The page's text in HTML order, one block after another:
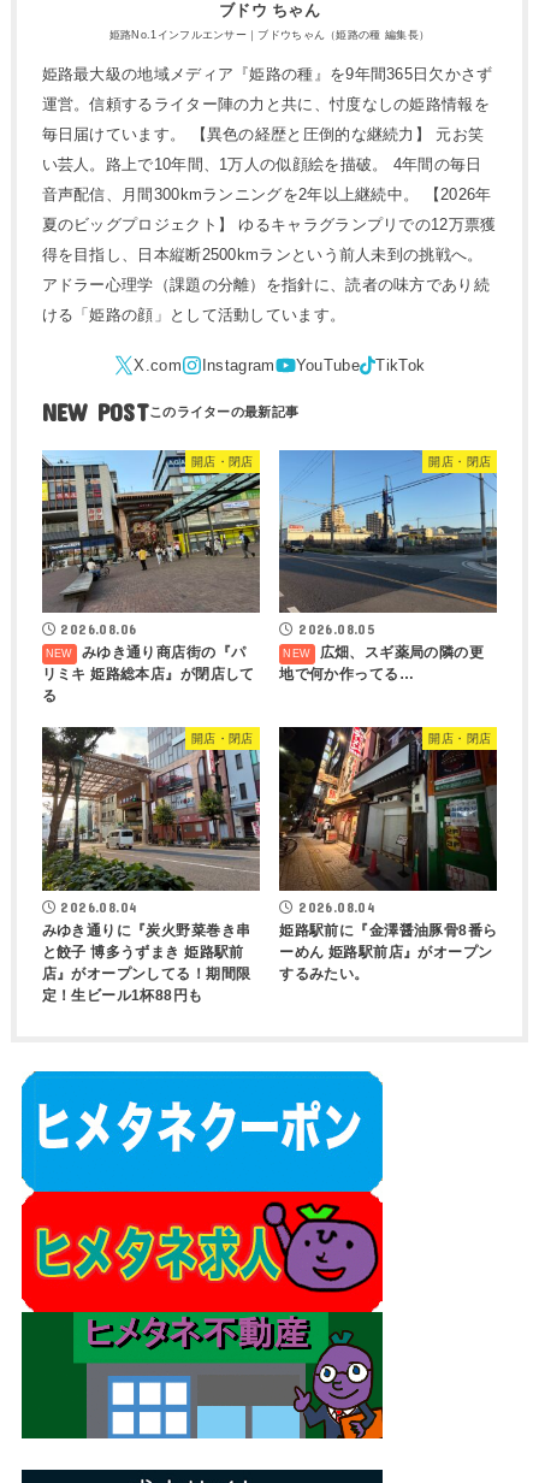
ブドウ ちゃん
姫路No.1インフルエンサー｜ブドウちゃん（姫路の種 編集長）
姫路最大級の地域メディア『姫路の種』を9年間365日欠かさず
運営。信頼するライター陣の力と共に、忖度なしの姫路情報を
毎日届けています。 【異色の経歴と圧倒的な継続力】 元お笑
い芸人。路上で10年間、1万人の似顔絵を描破。 4年間の毎日
音声配信、月間300kmランニングを2年以上継続中。 【2026年
夏のビッグプロジェクト】 ゆるキャラグランプリでの12万票獲
得を目指し、日本縦断2500kmランという前人未到の挑戦へ。
アドラー心理学（課題の分離）を指針に、読者の味方であり続
ける「姫路の顔」として活動しています。
NEW POST
開店・閉店
2026.08.06
みゆき通り商店街の『パ
リミキ 姫路総本店』が閉店して
る
開店・閉店
2026.08.05
広畑、スギ薬局の隣の更
地で何か作ってる…
開店・閉店
2026.08.04
みゆき通りに『炭火野菜巻き串
と餃子 博多うずまき 姫路駅前
店』がオープンしてる！期間限
定！生ビール1杯88円も
開店・閉店
2026.08.04
姫路駅前に『金澤醤油豚骨8番ら
ーめん 姫路駅前店』がオープン
するみたい。